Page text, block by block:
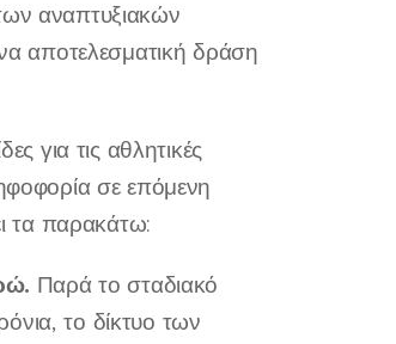
αναπτυξιακών
αποτελεσματική δράση
για τις αθλητικές
σε επόμενη
τα παρακάτω:
Παρά το σταδιακό
το δίκτυο των